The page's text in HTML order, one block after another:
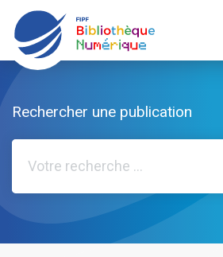
NOS
LES
QUI SOMMES-
Mon
Rechercher une publication